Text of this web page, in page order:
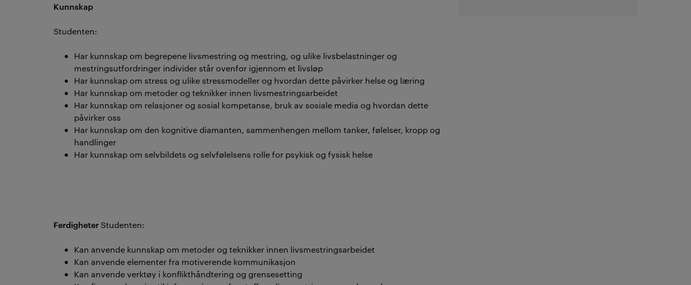
Kunnskap
Studenten:
Har kunnskap om begrepene livsmestring og mestring, og ulike livsbelastninger og
mestringsutfordringer individer står ovenfor igjennom et livsløp
Har kunnskap om stress og ulike stressmodeller og hvordan dette påvirker helse og læring
Har kunnskap om metoder og teknikker innen livsmestringsarbeidet
Har kunnskap om relasjoner og sosial kompetanse, bruk av sosiale media og hvordan dette
påvirker oss
Har kunnskap om den kognitive diamanten, sammenhengen mellom tanker, følelser, kropp og
handlinger
Har kunnskap om selvbildets og selvfølelsens rolle for psykisk og fysisk helse
Ferdigheter Studenten:
Kan anvende kunnskap om metoder og teknikker innen livsmestringsarbeidet
Kan anvende elementer fra motiverende kommunikasjon
Kan anvende verktøy i konflikthåndtering og grensesetting